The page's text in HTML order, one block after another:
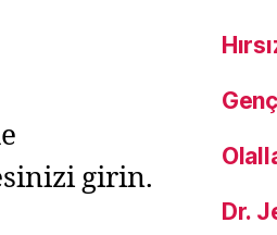
girin.
Dr.